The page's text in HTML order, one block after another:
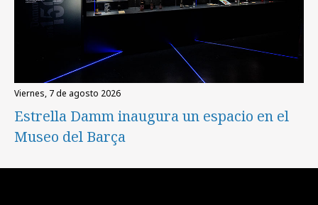
viernes, 7 de agosto 2026
Estrella Damm inaugura un espacio en el
Museo del Barça